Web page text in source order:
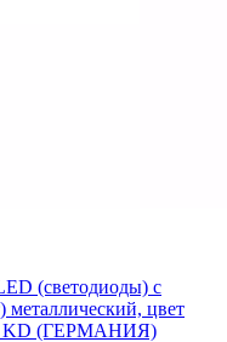
(светодиоды) с
металлический, цвет
KD (ГЕРМАНИЯ)